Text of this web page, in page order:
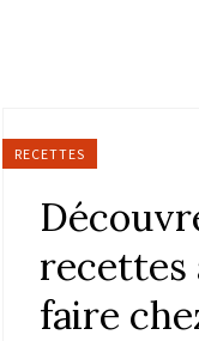
RECETTES
recettes
faire